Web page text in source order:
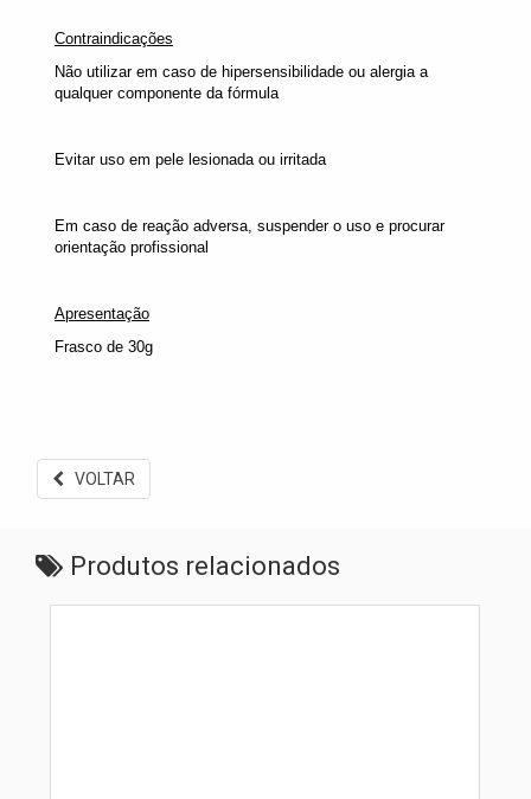
Contraindicações
Não utilizar em caso de hipersensibilidade ou alergia a
qualquer componente da fórmula
Evitar uso em pele lesionada ou irritada
Em caso de reação adversa, suspender o uso e procurar
orientação profissional
Apresentação
Frasco de 30g
VOLTAR
Produtos relacionados